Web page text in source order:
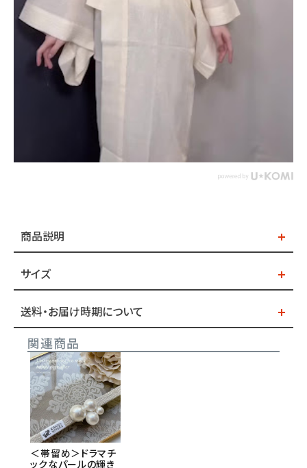
商品説明
サイズ
送料・お届け時期について
関連商品
＜帯留め＞ドラマチ
ックなパールの輝き